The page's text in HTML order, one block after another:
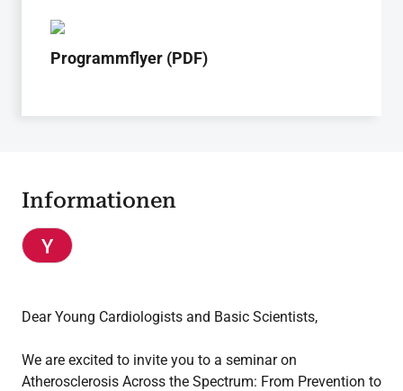
Programmflyer (PDF)
Informationen
Dear Young Cardiologists and Basic Scientists,
We are excited to invite you to a seminar on
Atherosclerosis Across the Spectrum: From Prevention to